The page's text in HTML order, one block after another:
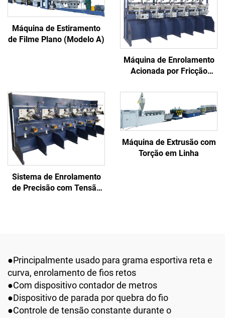
Máquina de Estiramento
de Filme Plano (Modelo A)
Máquina de Enrolamento
Acionada por Fricção
Sistema de Enrolamento
de Precisão com Tensão
Máquina de Extrusão com
Torção em Linha
●Principalmente usado para grama esportiva reta e
curva, enrolamento de fios retos
●Com dispositivo contador de metros
●Dispositivo de parada por quebra do fio
●Controle de tensão constante durante o